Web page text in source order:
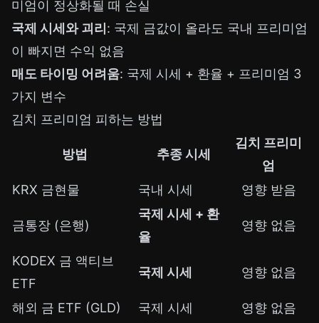
미엄이 정상화될 때 손실
국제 시세와 괴리 : 국제 금값이 올라도 국내 프리미엄
이 빠지면 수익 없음
매도 타이밍 어려움: 국제 시세 + 환율 + 프리미엄 3
가지 변수
김치 프리미엄 피하는 방법
방법 추종 시세
김치 프리미
엄
KRX 금현물
국내 시세 영향 받음
금통장 (은행)
국제 시세 + 환
율
영향 없음
KODEX 금 액티브
ETF
국제 시세 영향 없음
해외 금 ETF (GLD) 국제 시세
영향 없음